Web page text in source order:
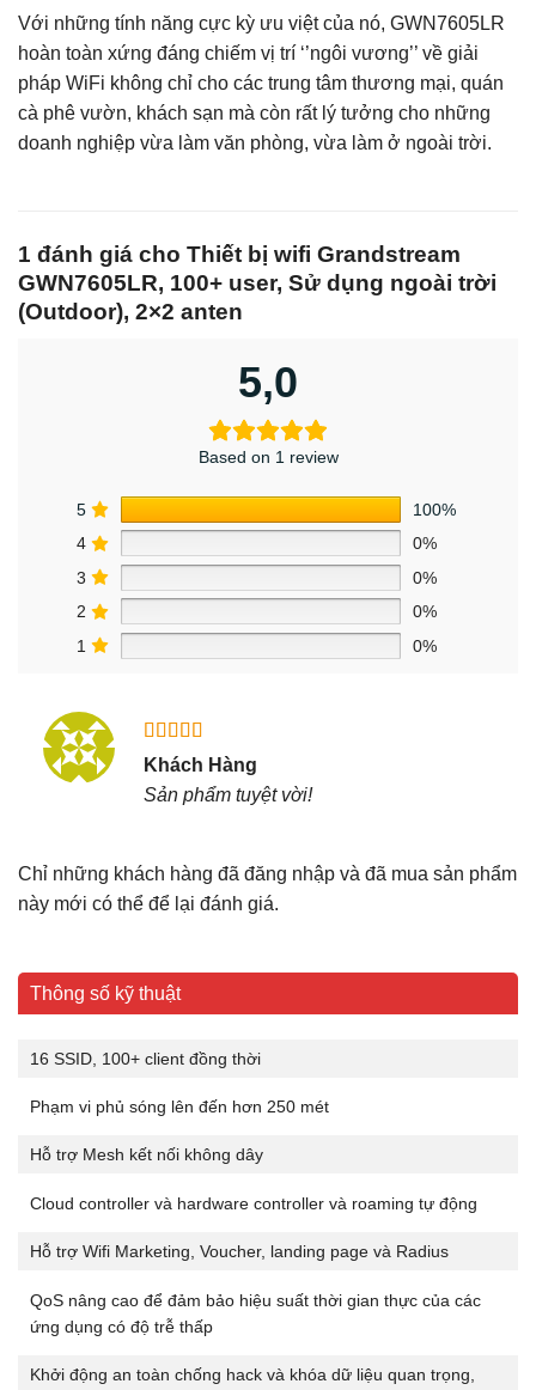
Với những tính năng cực kỳ ưu việt của nó, GWN7605LR
hoàn toàn xứng đáng chiếm vị trí ‘’ngôi vương’’ về giải
pháp WiFi không chỉ cho các trung tâm thương mại, quán
cà phê vườn, khách sạn mà còn rất lý tưởng cho những
doanh nghiệp vừa làm văn phòng, vừa làm ở ngoài trời.
1 đánh giá cho Thiết bị wifi Grandstream
GWN7605LR, 100+ user, Sử dụng ngoài trời
(Outdoor), 2×2 anten
5,0
Based on 1 review
5
100%
4
0%
3
0%
2
0%
1
0%
Được xếp
hạng55
sao
Khách Hàng
Sản phẩm tuyệt vời!
Chỉ những khách hàng đã đăng nhập và đã mua sản phẩm
này mới có thể để lại đánh giá.
Thông số kỹ thuật
16 SSID, 100+ client đồng thời
Phạm vi phủ sóng lên đến hơn 250 mét
Hỗ trợ Mesh kết nối không dây
Cloud controller và hardware controller và roaming tự động
Hỗ trợ Wifi Marketing, Voucher, landing page và Radius
QoS nâng cao để đảm bảo hiệu suất thời gian thực của các
ứng dụng có độ trễ thấp
Khởi động an toàn chống hack và khóa dữ liệu quan trọng,